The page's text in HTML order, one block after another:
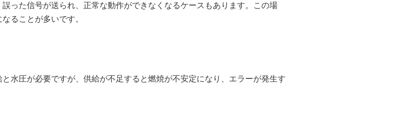
った信号が送られ、正常な動作ができなくなるケースもあります。この場
ることが多いです。
水圧が必要ですが、供給が不足すると燃焼が不安定になり、エラーが発生す